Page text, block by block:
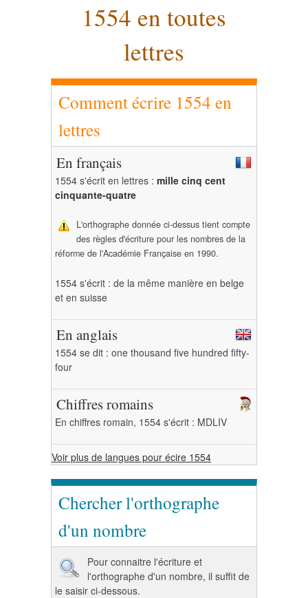
1554 en toutes
lettres
Comment écrire 1554 en
lettres
En français
1554 s'écrit en lettres : mille cinq cent
cinquante-quatre
L'orthographe donnée ci-dessus tient compte
des règles d'écriture pour les nombres de la
réforme de l'Académie Française en 1990.
1554 s'écrit : de la même manière en belge
et en suisse
En anglais
1554 se dit : one thousand five hundred fifty-
four
Chiffres romains
En chiffres romain, 1554 s'écrit : MDLIV
Voir plus de langues pour écire 1554
Chercher l'orthographe
d'un nombre
Pour connaitre l'écriture et
l'orthographe d'un nombre, il suffit de
le saisir ci-dessous.